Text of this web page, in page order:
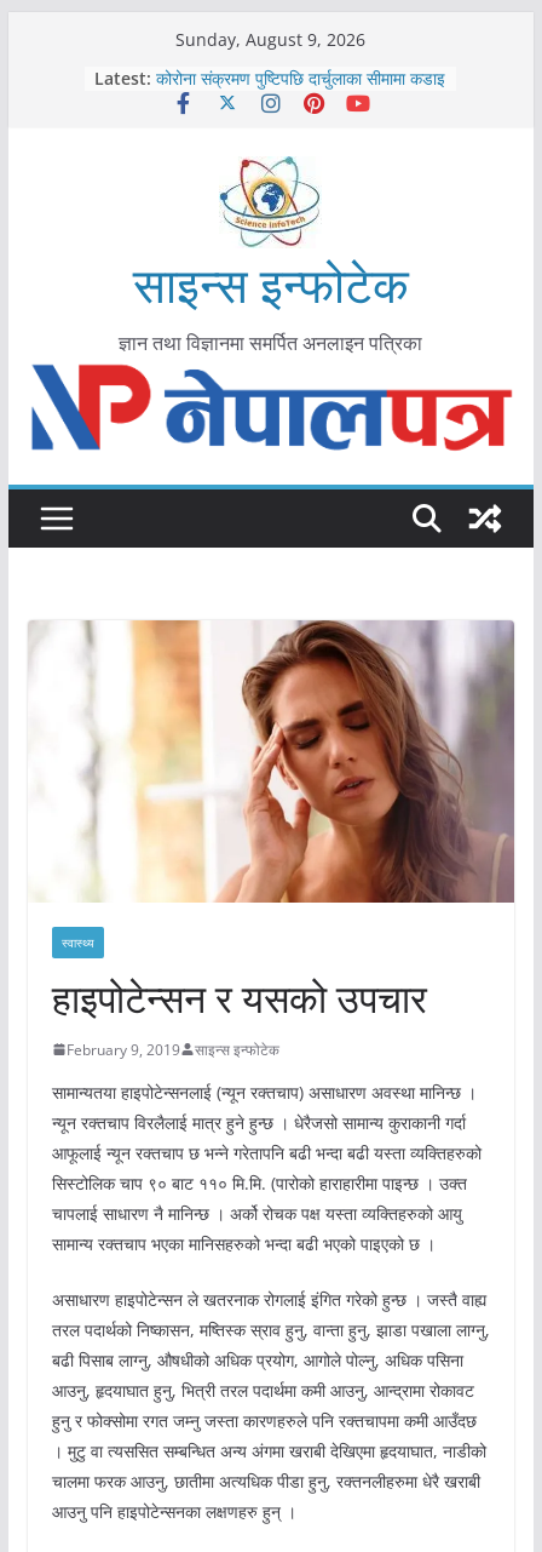
Sunday, August 9, 2026
Latest:
काभ्रेपलाञ्चोकमा आयुर्वेद स्वास्थ्योपचारतर्फ
आकर्षण बढ्दै
कोरोना संक्रमण पुष्टिपछि दार्चुलाका सीमामा कडाइ
मकवानपुरमा खोरेत रोग विरुद्धको खोप लगाउन
आयुर्वेद चिकित्सा प्रणालीको भूमिका महत्वपूर्ण छ :
मुख्यमन्त्री शाह
साइन्स इन्फोटेक
ज्ञान तथा विज्ञानमा समर्पित अनलाइन पत्रिका
स्वास्थ्य
हाइपोटेन्सन र यसको उपचार
February 9, 2019 साइन्स इन्फोटेक
सामान्यतया हाइपोटेन्सनलाई (न्यून रक्तचाप) असाधारण अवस्था मानिन्छ ।
न्यून रक्तचाप विरलैलाई मात्र हुने हुन्छ । धेरैजसो सामान्य कुराकानी गर्दा
आफूलाई न्यून रक्तचाप छ भन्ने गरेतापनि बढी भन्दा बढी यस्ता व्यक्तिहरुको
सिस्टोलिक चाप ९० बाट ११० मि.मि. (पारोको हाराहारीमा पाइन्छ । उक्त
चापलाई साधारण नै मानिन्छ । अर्को रोचक पक्ष यस्ता व्यक्तिहरुको आयु
सामान्य रक्तचाप भएका मानिसहरुको भन्दा बढी भएको पाइएको छ ।
असाधारण हाइपोटेन्सन ले खतरनाक रोगलाई इंगित गरेको हुन्छ । जस्तै वाह्य
तरल पदार्थको निष्कासन, मष्तिस्क स्राव हुनु, वान्ता हुनु, झाडा पखाला लाग्नु,
बढी पिसाब लाग्नु, औषधीको अधिक प्रयोग, आगोले पोल्नु, अधिक पसिना
आउनु, हृदयाघात हुनु, भित्री तरल पदार्थमा कमी आउनु, आन्द्रामा रोकावट
हुनु र फोक्सोमा रगत जम्नु जस्ता कारणहरुले पनि रक्तचापमा कमी आउँदछ
। मुटु वा त्यससित सम्बन्धित अन्य अंगमा खराबी देखिएमा हृदयाघात, नाडीको
चालमा फरक आउनु, छातीमा अत्यधिक पीडा हुनु, रक्तनलीहरुमा धेरै खराबी
आउनु पनि हाइपोटेन्सनका लक्षणहरु हुन् ।